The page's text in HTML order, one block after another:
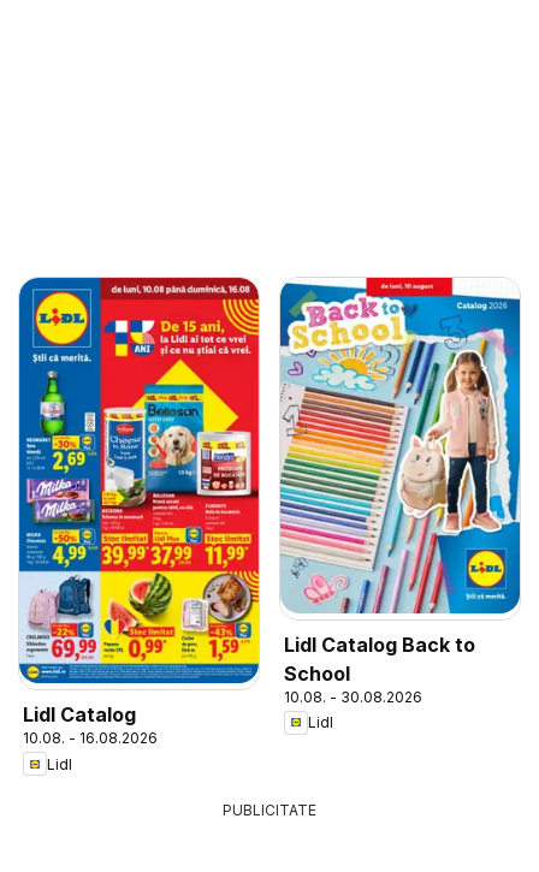
Lidl Catalog
10.08. - 16.08.2026
Lidl
Lidl Catalog Back to
School
10.08. - 30.08.2026
Lidl
PUBLICITATE